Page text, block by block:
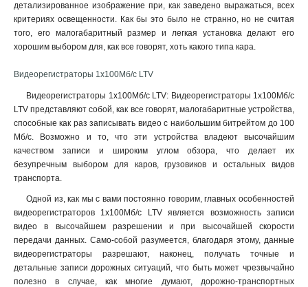
детализированное изображение при, как заведено выражаться, всех
критериях освещенности. Как бы это было не странно, но не считая
того, его малогабаритный размер и легкая установка делают его
хорошим выбором для, как все говорят, хоть какого типа кара.
Видеорегистраторы 1x100Мб/с LTV
Видеорегистраторы 1x100Мб/с LTV: Видеорегистраторы 1x100Мб/с
LTV представляют собой, как все говорят, малогабаритные устройства,
способные как раз записывать видео с наибольшим битрейтом до 100
Мб/с. Возможно и то, что эти устройства владеют высочайшим
качеством записи и широким углом обзора, что делает их
безупречным выбором для каров, грузовиков и остальных видов
транспорта.
Одной из, как мы с вами постоянно говорим, главных особенностей
видеорегистраторов 1x100Мб/с LTV является возможность записи
видео в высочайшем разрешении и при высочайшей скорости
передачи данных. Само-собой разумеется, благодаря этому, данные
видеорегистраторы разрешают, наконец, получать точные и
детальные записи дорожных ситуаций, что быть может чрезвычайно
полезно в случае, как многие думают, дорожно-транспортных